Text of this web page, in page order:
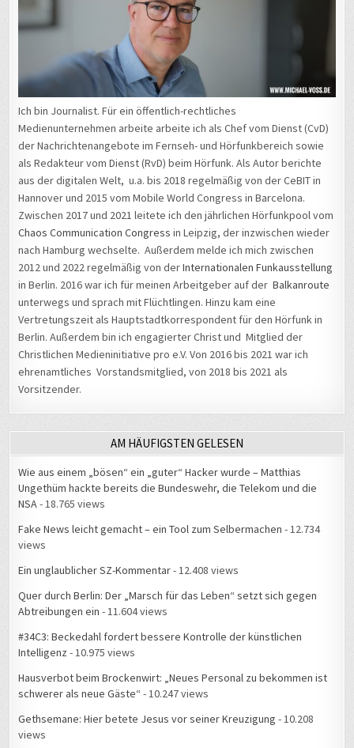
Ich bin Journalist. Für ein öffentlich-rechtliches
Medienunternehmen arbeite arbeite ich als Chef vom Dienst (CvD)
der Nachrichtenangebote im Fernseh- und Hörfunkbereich sowie
als Redakteur vom Dienst (RvD) beim Hörfunk. Als Autor berichte
aus der digitalen Welt, u.a. bis 2018 regelmäßig von der CeBIT in
Hannover und 2015 vom Mobile World Congress in Barcelona.
Zwischen 2017 und 2021 leitete ich den jährlichen Hörfunkpool vom
Chaos Communication Congress in Leipzig, der inzwischen wieder
nach Hamburg wechselte. Außerdem melde ich mich zwischen
2012 und 2022 regelmäßig von derInternationalen Funkausstellung
in Berlin. 2016 war ich für meinen Arbeitgeber auf derBalkanroute
unterwegs und sprach mit Flüchtlingen. Hinzu kam eine
Vertretungszeit als Hauptstadtkorrespondent für den Hörfunk in
Berlin. Außerdem bin ich engagierter Christ und Mitglied der
Christlichen Medieninitiative pro e.V. Von 2016 bis 2021 war ich
ehrenamtliches Vorstandsmitglied, von 2018 bis 2021 als
Vorsitzender.
AM HÄUFIGSTEN GELESEN
Wie aus einem „bösen“ ein „guter“ Hacker wurde – Matthias
Ungethüm hackte bereits die Bundeswehr, die Telekom und die
NSA- 18.765 views
Fake News leicht gemacht – ein Tool zum Selbermachen - 12.734
views
Ein unglaublicher SZ-Kommentar- 12.408 views
Quer durch Berlin: Der „Marsch für das Leben“ setzt sich gegen
Abtreibungen ein - 11.604 views
#34C3: Beckedahl fordert bessere Kontrolle der künstlichen
Intelligenz - 10.975 views
Hausverbot beim Brockenwirt: „Neues Personal zu bekommen ist
schwerer als neue Gäste“ - 10.247 views
Gethsemane: Hier betete Jesus vor seiner Kreuzigung - 10.208
views